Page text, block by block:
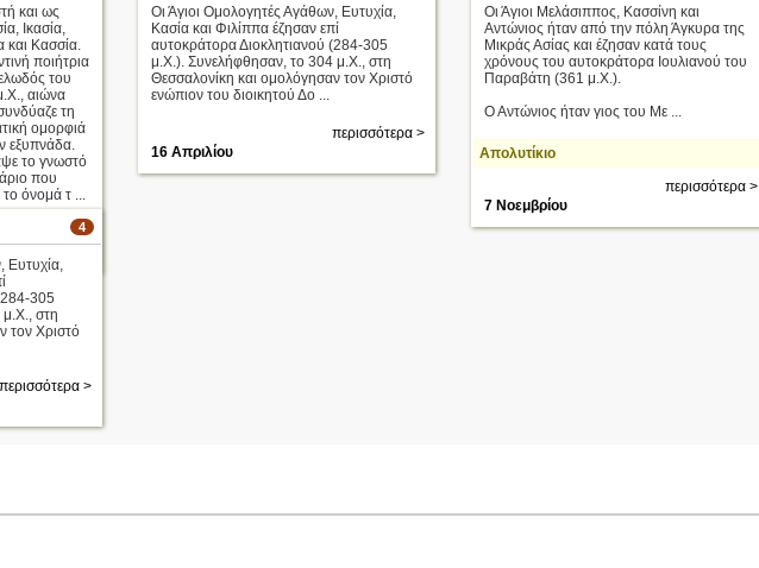
και ως
Ικασία,
και Κασσία.
ποιήτρια
του
αιώνα
τη
ομορφιά
εξυπνάδα.
το γνωστό
που
το όνομά τ ...
περισσότερα >
Οι Άγιοι Ομολογητές Αγάθων, Ευτυχία,
Κασία και Φιλίππα έζησαν επί
αυτοκράτορα Διοκλητιανού (284-305
μ.Χ.). Συνελήφθησαν, το 304 μ.Χ., στη
Θεσσαλονίκη και ομολόγησαν τον Χριστό
ενώπιον του διοικητού Δο ...
περισσότερα >
16 Απριλίου
Οι Άγιοι Μελάσιππος, Κασσίνη και
Αντώνιος ήταν από την πόλη Άγκυρα της
Μικράς Ασίας και έζησαν κατά τους
χρόνους του αυτοκράτορα Ιουλιανού του
Παραβάτη (361 μ.Χ.).
Ο Αντώνιος ήταν γιος του Με ...
Απολυτίκιο
περισσότερα >
7 Νοεμβρίου
4
Ευτυχία,
305
στη
τον Χριστό
περισσότερα >